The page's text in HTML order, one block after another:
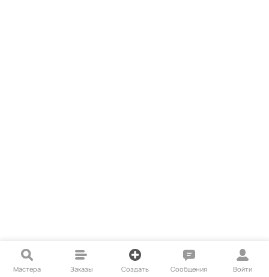
Мастера Заказы Создать Сообщения Войти